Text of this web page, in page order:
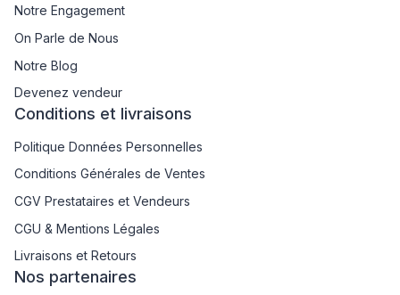
Notre Engagement
On Parle de Nous
Notre Blog
Devenez vendeur
Conditions et livraisons
Politique Données Personnelles
Conditions Générales de Ventes
CGV Prestataires et Vendeurs
CGU & Mentions Légales
Livraisons et Retours
Nos partenaires